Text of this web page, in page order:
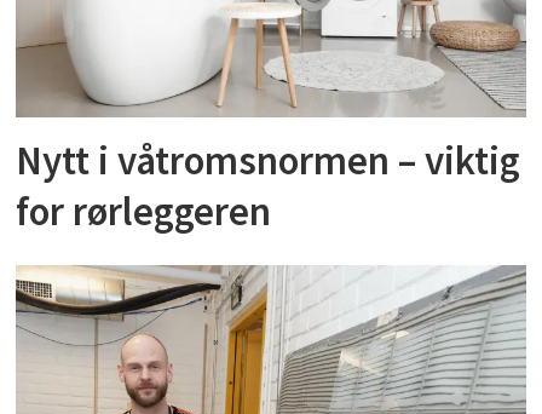
Nytt i våtromsnormen – viktig
for rørleggeren